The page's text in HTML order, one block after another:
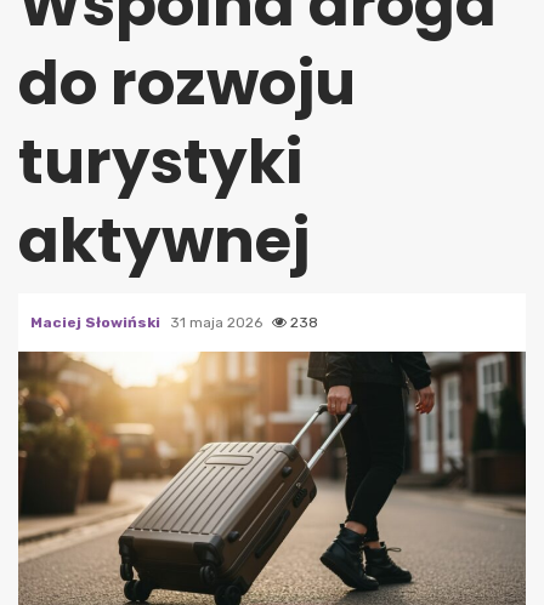
do rozwoju
turystyki
aktywnej
Maciej Słowiński 31 maja 2026 238